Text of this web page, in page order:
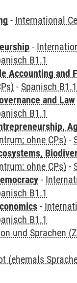
- International
-
B1.1
Accounting and
- Spanisch B1.1
and Law
B1.1
ohne CPs) -
ohne CPs) -
-
B1.1
-
B1.1
und Sprachen
(ehemals